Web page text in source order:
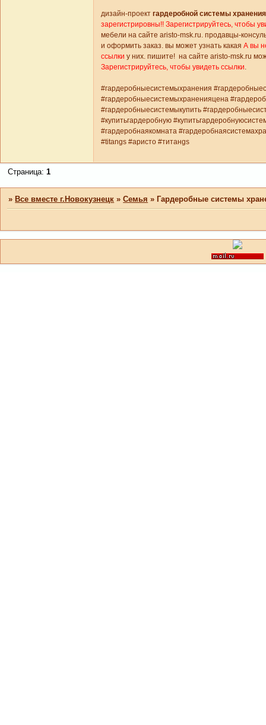
дизайн-проект гардеробной системы хранения
зарегистрировны!! Зарегистрируйтесь, чтобы
мебели на сайте aristo-msk.ru. продавцы-
и оформить заказ. вы может узнать какая А вы
ссылки у них. пишите! на сайте aristo-msk.ru
Зарегистрируйтесь, чтобы увидеть ссылки
#гардеробныесистемыхранения
#гардеробныесистемыхраненияцена
#гардеробныесистемыкупить
#купитьгардеробную
#гардеробнаякомната
#titangs #аристо #титанgs
Страница:1
»Все вместе г.Новокузнецк »Семья »Гардеробные системы